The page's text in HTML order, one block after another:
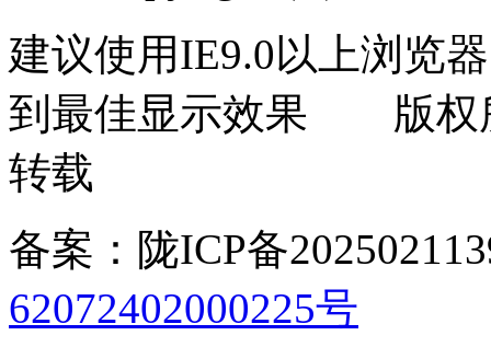
建议使用IE9.0以上浏览
到最佳显示效果 版权
转载
备案：陇ICP备
62072402000225号